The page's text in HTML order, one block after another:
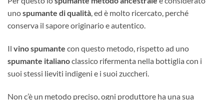
unospumante di qualità, ed è molto ricercato, perché
conserva il sapore originario e autentico.
Il vino spumante con questo metodo, rispetto ad uno
spumante italianoclassico rifermenta nella bottiglia con i
suoi stessi lieviti indigeni e i suoi zuccheri.
Non c’è un metodo preciso, ogni produttore ha una sua